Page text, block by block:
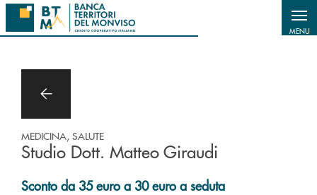
Salta al contenuto principale
MENU
MEDICINA, SALUTE
Studio Dott. Matteo Giraudi
Sconto da 35 euro a 30 euro a seduta